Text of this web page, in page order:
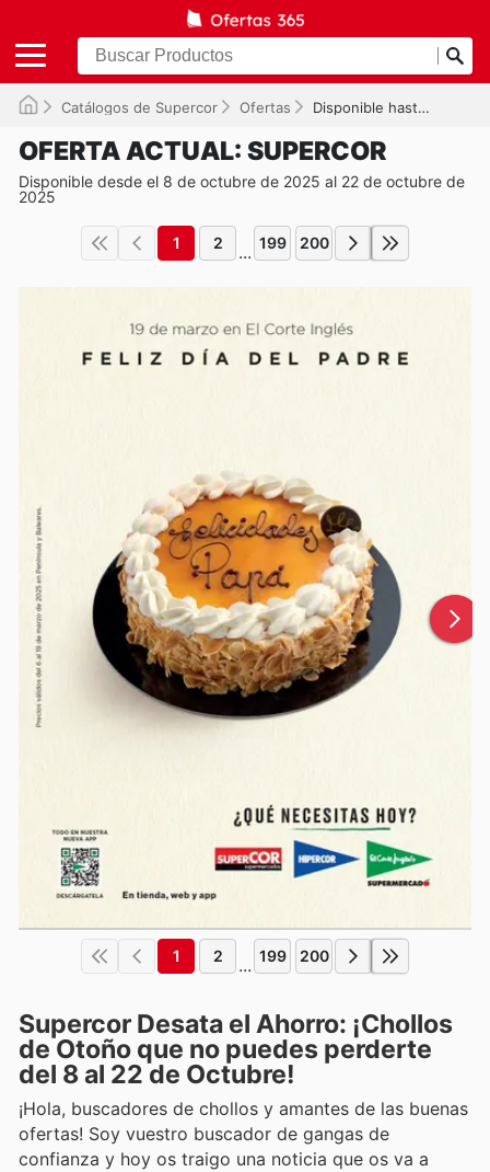
Catálogos de Supercor Ofertas Disponible hasta el 22/10/2025
OFERTA ACTUAL: SUPERCOR
Disponible desde el 8 de octubre de 2025 al 22 de octubre de
2025
1 2 ... 199 200
1 2 ... 199 200
Supercor Desata el Ahorro: ¡Chollos
de Otoño que no puedes perderte
del 8 al 22 de Octubre!
¡Hola, buscadores de chollos y amantes de las buenas
ofertas! Soy vuestro buscador de gangas de
confianza y hoy os traigo una noticia que os va a